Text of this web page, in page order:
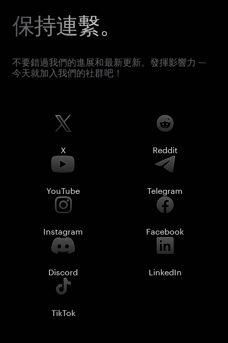
保持連繫。
不要錯過我們的進展和最新更新。發揮影響力 —
今天就加入我們的社群吧！
X Reddit
YouTube Telegram
Instagram Facebook
Discord LinkedIn
TikTok